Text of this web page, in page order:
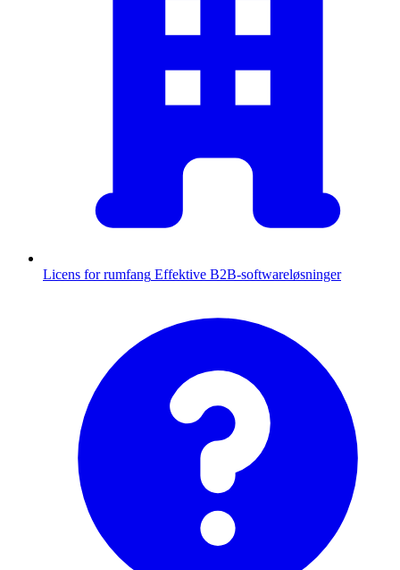
Licens for rumfang Effektive B2B-softwareløsninger